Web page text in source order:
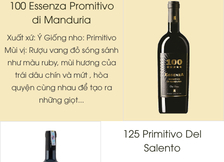
100 Essenza Promitivo
di Manduria
Xuất xứ: Ý Giống nho: Primitivo
Mùi vị: Rượu vang đỏ sóng sánh
như màu ruby, mùi hương của
trái dâu chín và mứt , hòa
quyện cùng nhau để tạo ra
những giọt...
125 Primitivo Del
Salento